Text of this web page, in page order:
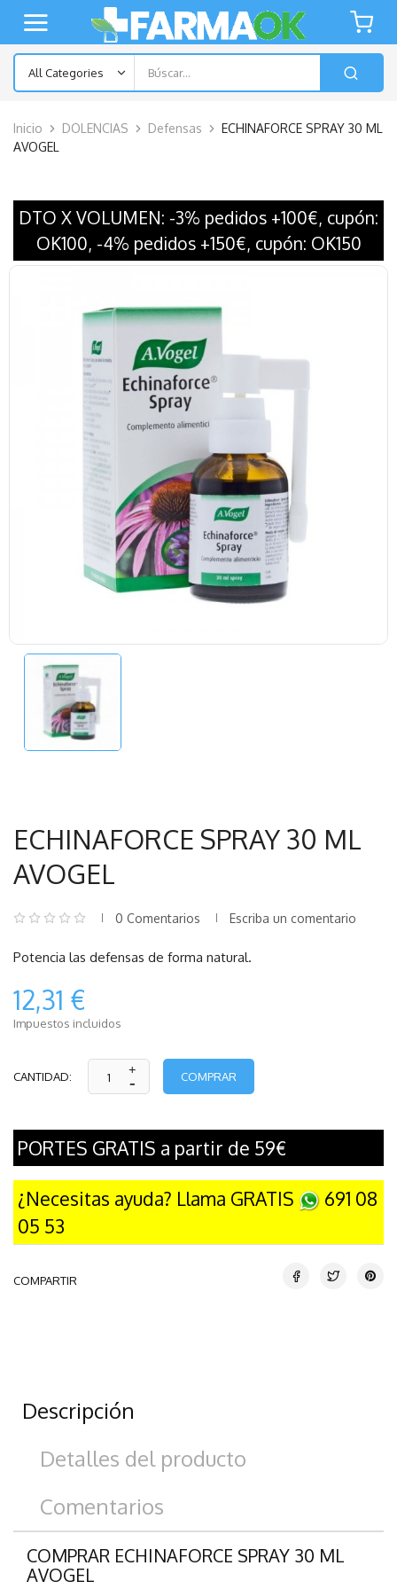
Inicio DOLENCIAS Defensas
ECHINAFORCE SPRAY 30 ML
AVOGEL
DTO X VOLUMEN: -3% pedidos +100€, cupón:
OK100, -4% pedidos +150€, cupón: OK150
ECHINAFORCE SPRAY 30 ML
AVOGEL
0 Comentarios Escriba un comentario
Potencia las defensas de forma natural.
12,31 €
Impuestos incluidos
CANTIDAD: COMPRAR
PORTES GRATIS a partir de 59€
¿Necesitas ayuda? Llama GRATIS
691 08
05 53
COMPARTIR
Descripción
Detalles del producto
Comentarios
COMPRAR ECHINAFORCE SPRAY 30 ML
AVOGEL